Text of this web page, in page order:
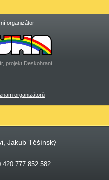
organizátor
projekt Deskohraní
organizátorů
Jakub Těšínský
777 852 582